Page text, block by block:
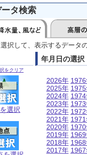
タ検索
択して、表示するデータ
をクリア
選択
年月日の選択
2026年
2025年
2024年
2023年
2022年
2021年
2020年
2019年
2018年
2017年